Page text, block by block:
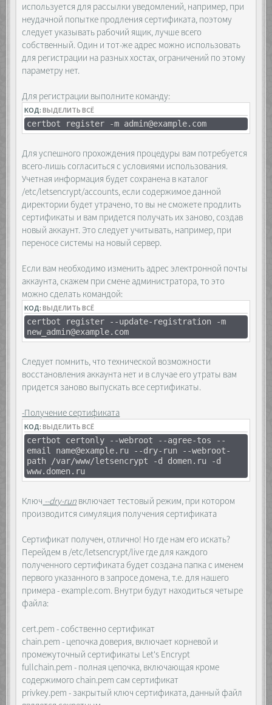
используется для рассылки уведомлений, например, при
неудачной попытке продления сертификата, поэтому
следует указывать рабочий ящик, лучше всего
собственный. Один и тот-же адрес можно использовать
для регистрации на разных хостах, ограничений по этому
параметру нет.
Для регистрации выполните команду:
КОД:ВЫДЕЛИТЬ ВСЁ
certbot register -m admin@example.com
Для успешного прохождения процедуры вам потребуется
всего-лишь согласиться с условиями использования.
Учетная информация будет сохранена в каталог
/etc/letsencrypt/accounts, если содержимое данной
директории будет утрачено, то вы не сможете продлить
сертификаты и вам придется получать их заново, создав
новый аккаунт. Это следует учитывать, например, при
переносе системы на новый сервер.
Если вам необходимо изменить адрес электронной почты
аккаунта, скажем при смене администратора, то это
можно сделать командой:
КОД:ВЫДЕЛИТЬ ВСЁ
certbot register --update-registration -m
new_admin@example.com
Следует помнить, что технической возможности
восстановления аккаунта нет и в случае его утраты вам
придется заново выпускать все сертификаты.
-Получение сертификата
КОД:ВЫДЕЛИТЬ ВСЁ
certbot certonly --webroot --agree-tos --
email name@example.ru --dry-run --webroot-
path /var/www/letsencrypt -d domen.ru -d
www.domen.ru
Ключ --dry-run включает тестовый режим, при котором
производится симуляция получения сертификата
Сертификат получен, отлично! Но где нам его искать?
Перейдем в /etc/letsencrypt/live где для каждого
полученного сертификата будет создана папка с именем
первого указанного в запросе домена, т.е. для нашего
примера - example.com. Внутри будут находиться четыре
файла:
cert.pem - собственно сертификат
chain.pem - цепочка доверия, включает корневой и
промежуточный сертификаты Let's Encrypt
fullchain.pem - полная цепочка, включающая кроме
содержимого chain.pem сам сертификат
privkey.pem - закрытый ключ сертификата, данный файл